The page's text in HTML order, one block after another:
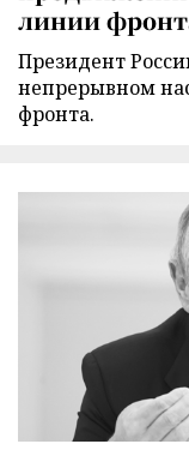
линии
Президент
непрерывном
фронта.